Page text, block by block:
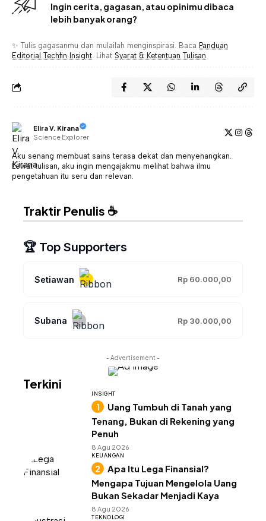
Ingin cerita, gagasan, atau opinimu dibaca
lebih banyak orang?
✨ Tulis gagasanmu dan mulailah menginspirasi. Baca Panduan
Editorial Techfin Insight . Lihat Syarat & Ketentuan Tulisan
Elira V. Kirana
Science Explorer
Aku senang membuat sains terasa dekat dan menyenangkan.
Lewat tulisan, aku ingin mengajakmu melihat bahwa ilmu
pengetahuan itu seru dan relevan.
Traktir Penulis ☕
🏆 Top Supporters
Setiawan Rp 60.000,00
Subana Rp 30.000,00
- Advertisement -
Terkini
INSIGHT
Uang Tumbuh di Tanah yang
Tenang, Bukan di Rekening yang
Penuh
8 Agu 2026
KEUANGAN
Apa Itu Lega Finansial?
Mengapa Tujuan Mengelola Uang
Bukan Sekadar Menjadi Kaya
8 Agu 2026
TEKNOLOGI